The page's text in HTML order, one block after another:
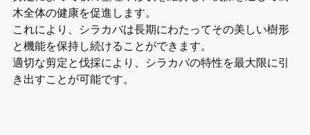
木全体の健康を促進します。
これにより、シラカバは長期にわたってその美しい樹形
と機能を保持し続けることができます。
適切な剪定と伐採により、シラカバの特性を最大限に引
き出すことが可能です。